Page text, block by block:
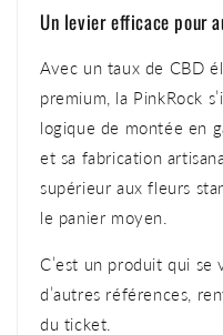
Un levier efficace pour
Avec un taux de CBD
premium, la PinkRock
logique de montée en
et sa fabrication
supérieur aux fleurs
le panier moyen.
C’est un produit qui
d’autres références,
du ticket.